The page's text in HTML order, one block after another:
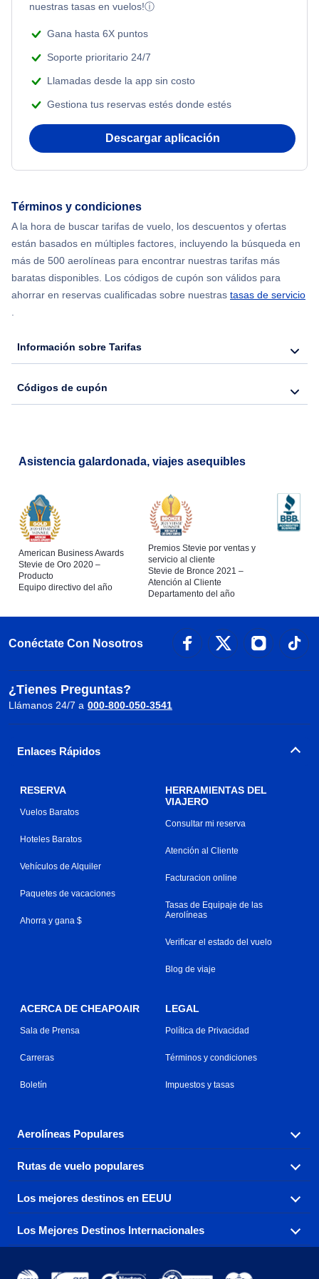
Flights from Nueva York to Singapur
Flights from Nueva York to Mumbai
Flights from Shanghai to Nueva York
Flights from Nueva York to Seúl
Flights from Nueva York to Hong Kong
nuestras tasas en vuelos!ⓘ
Gana hasta 6X puntos
Soporte prioritario 24/7
Llamadas desde la app sin costo
Gestiona tus reservas estés donde estés
Descargar aplicación
Términos y condiciones
A la hora de buscar tarifas de vuelo, los descuentos y ofertas
están basados en múltiples factores, incluyendo la búsqueda en
más de 500 aerolíneas para encontrar nuestras tarifas más
baratas disponibles. Los códigos de cupón son válidos para
ahorrar en reservas cualificadas sobre nuestras tasas de servicio
.
Información sobre Tarifas
Códigos de cupón
Asistencia galardonada, viajes asequibles
American Business Awards
Stevie de Oro 2020 –
Producto
Equipo directivo del año
Premios Stevie por ventas y
servicio al cliente
Stevie de Bronce 2021 –
Atención al Cliente
Departamento del año
Conéctate Con Nosotros
¿Tienes Preguntas?
Llámanos 24/7 a 000-800-050-3541
Enlaces Rápidos
RESERVA
Vuelos Baratos
Hoteles Baratos
Vehículos de Alquiler
Paquetes de vacaciones
Ahorra y gana $
HERRAMIENTAS DEL
VIAJERO
Consultar mi reserva
Atención al Cliente
Facturacion online
Tasas de Equipaje de las
Aerolíneas
Verificar el estado del vuelo
Blog de viaje
ACERCA DE CHEAPOAIR
Sala de Prensa
Carreras
Boletín
LEGAL
Política de Privacidad
Términos y condiciones
Impuestos y tasas
Aerolíneas Populares
Explora nuestras opciones de tarifas aéreas baratas por
aerolínea, con más de 500 opciones para elegir.
Aeromexico
Air France Alaska Airlines
Rutas de vuelo populares
Reserva una de nuestras rutas de vuelo más populares
con tres sencillos clics.
Los mejores destinos en EEUU
Encuentra boletos de avión baratos a destinos
populares de los EEUU de costa a costa.
Los Mejores Destinos Internacionales